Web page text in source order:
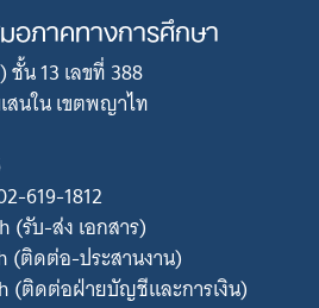
อภาคทางการศึกษา
ชั้น 13 เลขที่ 388
นใน เขตพญาไท
619-1812
(รับ-ส่ง เอกสาร)
(ติดต่อ-ประสานงาน)
(ติดต่อฝ่ายบัญชีและการเงิน)